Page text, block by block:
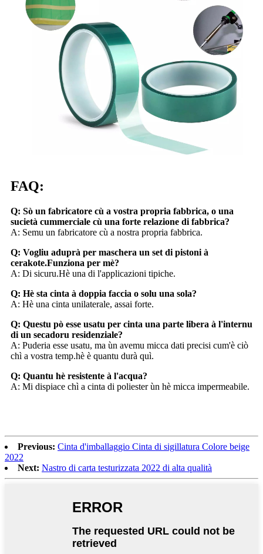
FAQ:
Q: Sò un fabricatore cù a vostra propria fabbrica, o una
sucietà cummerciale cù una forte relazione di fabbrica?
A: Semu un fabricatore cù a nostra propria fabbrica.
Q: Vogliu aduprà per maschera un set di pistoni à
cerakote.Funziona per mè?
A: Di sicuru.Hè una di l'applicazioni tipiche.
Q: Hè sta cinta à doppia faccia o solu una sola?
A: Hè una cinta unilaterale, assai forte.
Q: Questu pò esse usatu per cinta una parte libera à l'internu
di un secadoru residenziale?
A: Puderia esse usatu, ma ùn avemu micca dati precisi cum'è ciò
chì a vostra temp.hè è quantu durà quì.
Q: Quantu hè resistente à l'acqua?
A: Mi dispiace chì a cinta di poliester ùn hè micca impermeabile.
Previous: Cinta d'imballaggio Cinta di sigillatura Colore beige
2022
Next: Nastro di carta testurizzata 2022 di alta qualità